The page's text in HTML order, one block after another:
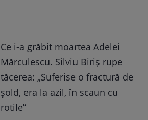
Ce i-a grăbit moartea Adelei
Mărculescu. Silviu Biriș rupe
tăcerea: „Suferise o fractură de
șold, era la azil, în scaun cu
rotile”